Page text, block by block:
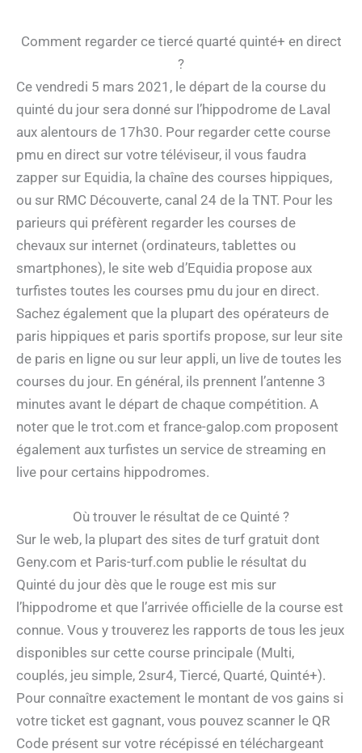
Comment regarder ce tiercé quarté quinté+ en direct
?
Ce vendredi 5 mars 2021, le départ de la course du
quinté du jour sera donné sur l’hippodrome de Laval
aux alentours de 17h30. Pour regarder cette course
pmu en direct sur votre téléviseur, il vous faudra
zapper sur Equidia, la chaîne des courses hippiques,
ou sur RMC Découverte, canal 24 de la TNT. Pour les
parieurs qui préfèrent regarder les courses de
chevaux sur internet (ordinateurs, tablettes ou
smartphones), le site web d’Equidia propose aux
turfistes toutes les courses pmu du jour en direct.
Sachez également que la plupart des opérateurs de
paris hippiques et paris sportifs propose, sur leur site
de paris en ligne ou sur leur appli, un live de toutes les
courses du jour. En général, ils prennent l’antenne 3
minutes avant le départ de chaque compétition. A
noter que le trot.com et france-galop.com proposent
également aux turfistes un service de streaming en
live pour certains hippodromes.
Où trouver le résultat de ce Quinté ?
Sur le web, la plupart des sites de turf gratuit dont
Geny.com et Paris-turf.com publie le résultat du
Quinté du jour dès que le rouge est mis sur
l’hippodrome et que l’arrivée officielle de la course est
connue. Vous y trouverez les rapports de tous les jeux
disponibles sur cette course principale (Multi,
couplés, jeu simple, 2sur4, Tiercé, Quarté, Quinté+).
Pour connaître exactement le montant de vos gains si
votre ticket est gagnant, vous pouvez scanner le QR
Code présent sur votre récépissé en téléchargeant